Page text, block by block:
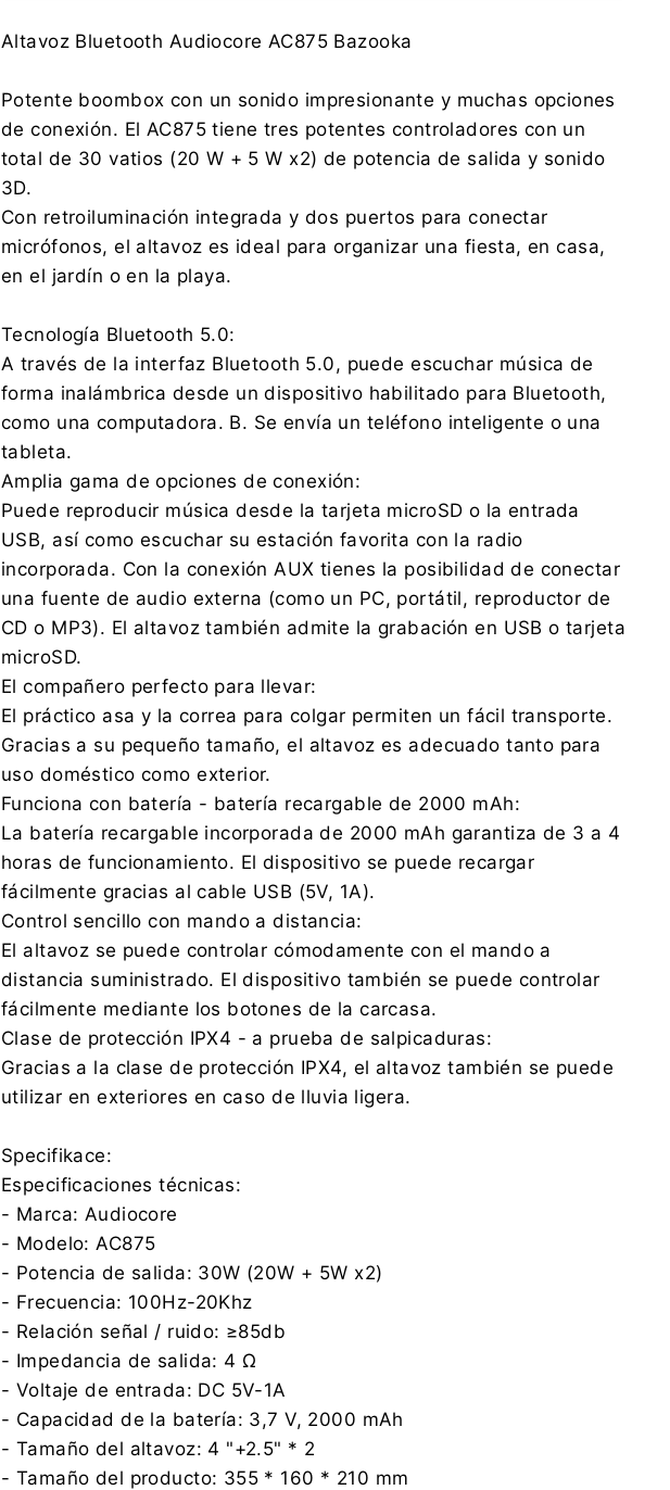
Fabricante:
Centrumelektroniki.EU Sp. z o.o.
Korfantego 7, 42-600 Tarnowskie Góry
+48 32 284 72 22
Importador:
Centrumelektroniki.EU Sp. z o.o.
Korfantego 7, 42-600 Tarnowskie Góry
+48 32 284 72 22
Información de seguridad: Descargar archivo
Altavoz Bluetooth Audiocore AC875 Bazooka
Potente boombox con un sonido impresionante y muchas opciones
de conexión. El AC875 tiene tres potentes controladores con un
total de 30 vatios (20 W + 5 W x2) de potencia de salida y sonido
3D.
Con retroiluminación integrada y dos puertos para conectar
micrófonos, el altavoz es ideal para organizar una fiesta, en casa,
en el jardín o en la playa.
Tecnología Bluetooth 5.0:
A través de la interfaz Bluetooth 5.0, puede escuchar música de
forma inalámbrica desde un dispositivo habilitado para Bluetooth,
como una computadora. B. Se envía un teléfono inteligente o una
tableta.
Amplia gama de opciones de conexión:
Puede reproducir música desde la tarjeta microSD o la entrada
USB, así como escuchar su estación favorita con la radio
incorporada. Con la conexión AUX tienes la posibilidad de conectar
una fuente de audio externa (como un PC, portátil, reproductor de
CD o MP3). El altavoz también admite la grabación en USB o tarjeta
microSD.
El compañero perfecto para llevar:
El práctico asa y la correa para colgar permiten un fácil transporte.
Gracias a su pequeño tamaño, el altavoz es adecuado tanto para
uso doméstico como exterior.
Funciona con batería - batería recargable de 2000 mAh:
La batería recargable incorporada de 2000 mAh garantiza de 3 a 4
horas de funcionamiento. El dispositivo se puede recargar
fácilmente gracias al cable USB (5V, 1A).
Control sencillo con mando a distancia:
El altavoz se puede controlar cómodamente con el mando a
distancia suministrado. El dispositivo también se puede controlar
fácilmente mediante los botones de la carcasa.
Clase de protección IPX4 - a prueba de salpicaduras:
Gracias a la clase de protección IPX4, el altavoz también se puede
utilizar en exteriores en caso de lluvia ligera.
Specifikace:
Especificaciones técnicas:
- Marca: Audiocore
- Modelo: AC875
- Potencia de salida: 30W (20W + 5W x2)
- Frecuencia: 100Hz-20Khz
- Relación señal / ruido: ≥85db
- Impedancia de salida: 4 Ω
- Voltaje de entrada: DC 5V-1A
- Capacidad de la batería: 3,7 V, 2000 mAh
- Tamaño del altavoz: 4 "+2.5" * 2
- Tamaño del producto: 355 * 160 * 210 mm